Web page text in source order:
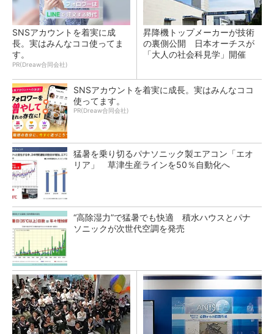
SNSアカウントを着実に成
長。実はみんなココ使ってま
す。
PR(Dreaw合同会社)
昇降機トップメーカーが技術
の裏側公開 日本オーチスが
「大人の社会科見学」開催
SNSアカウントを着実に成長。実はみんなココ
使ってます。
PR(Dreaw合同会社)
猛暑を乗り切るパナソニック製エアコン「エオ
リア」 草津生産ラインを50％自動化へ
“高除湿力”で猛暑でも快適 積水ハウスとパナ
ソニックが次世代空調を発売